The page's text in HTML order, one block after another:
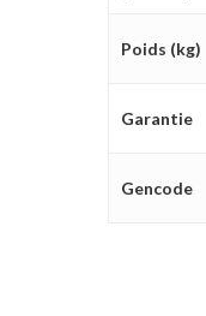
Poids (kg)
Garantie
Gencode